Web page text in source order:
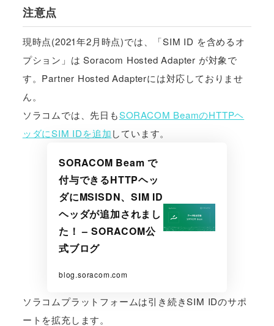
注意点
現時点(2021年2月時点)では、「SIM ID を含めるオ
プション」は Soracom Hosted Adapter が対象で
す。Partner Hosted Adapterには対応しておりませ
ん。
ソラコムでは、先日もSORACOM BeamのHTTPヘ
ッダにSIM IDを追加しています。
SORACOM Beam で
付与できるHTTPヘッ
ダにMSISDN、SIM ID
ヘッダが追加されまし
た！ – SORACOM公
式ブログ
blog.soracom.com
ソラコムプラットフォームは引き続きSIM IDのサポ
ートを拡充します。